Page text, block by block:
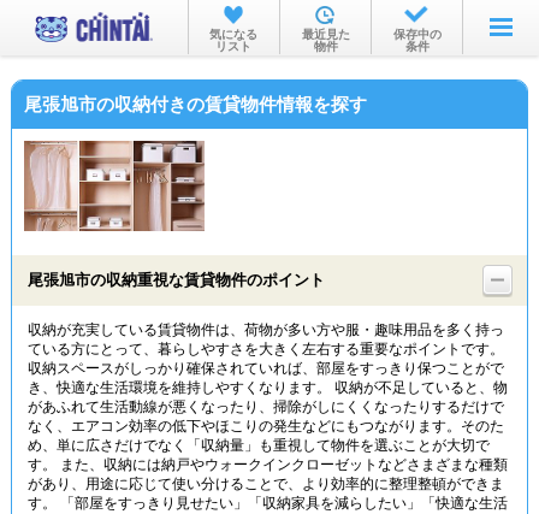
お部屋を探す
沿線・駅から
物件特集から
TOP
気になる
リスト
最近見た
物件
保存中の
条件
尾張旭市の収納付きの賃貸物件情報を探す
尾張旭市の収納重視な賃貸物件のポイント
収納が充実している賃貸物件は、荷物が多い方や服・趣味用品を多く持っ
ている方にとって、暮らしやすさを大きく左右する重要なポイントです。
収納スペースがしっかり確保されていれば、部屋をすっきり保つことがで
き、快適な生活環境を維持しやすくなります。 収納が不足していると、物
があふれて生活動線が悪くなったり、掃除がしにくくなったりするだけで
なく、エアコン効率の低下やほこりの発生などにもつながります。そのた
め、単に広さだけでなく「収納量」も重視して物件を選ぶことが大切で
す。 また、収納には納戸やウォークインクローゼットなどさまざまな種類
があり、用途に応じて使い分けることで、より効率的に整理整頓ができま
す。 「部屋をすっきり見せたい」「収納家具を減らしたい」「快適な生活